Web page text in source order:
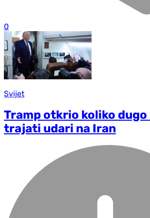
0
Svijet
Tramp otkrio koliko dugo
trajati udari na Iran